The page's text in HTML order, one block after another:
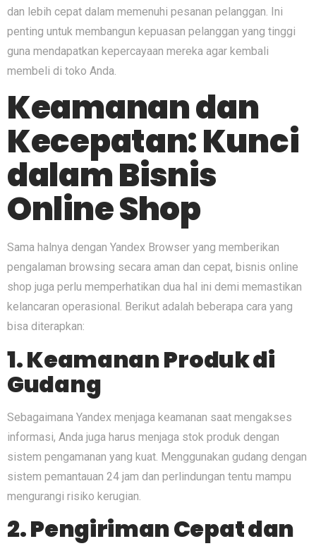
dan lebih cepat dalam memenuhi pesanan pelanggan. Ini
penting untuk membangun kepuasan pelanggan yang tinggi
guna mendapatkan kepercayaan mereka agar kembali
membeli di toko Anda.
Keamanan dan
Kecepatan: Kunci
dalam Bisnis
Online Shop
Sama halnya dengan Yandex Browser yang memberikan
pengalaman browsing secara aman dan cepat, bisnis online
shop juga perlu memperhatikan dua hal ini demi memastikan
kelancaran operasional. Berikut adalah beberapa cara yang
bisa diterapkan:
1. Keamanan Produk di
Gudang
Sebagaimana Yandex menjaga keamanan saat mengakses
informasi, Anda juga harus menjaga stok produk dengan
sistem pengamanan yang kuat. Menggunakan gudang dengan
sistem pemantauan 24 jam dan perlindungan tentu mampu
mengurangi risiko kerugian.
2. Pengiriman Cepat dan